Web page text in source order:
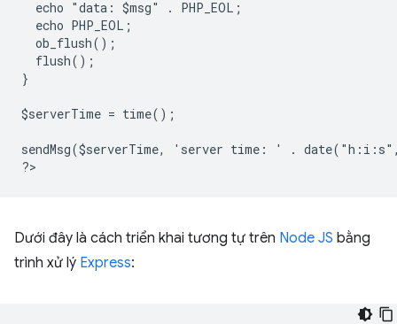
  echo "data: $msg" . PHP_EOL;
  echo PHP_EOL;
  ob_flush();
  flush();
}
$serverTime = time();
sendMsg($serverTime, 'server time: ' .
?
Dưới đây là cách triển khai tương tự trên Node JS bằng
trình xử lý Express: